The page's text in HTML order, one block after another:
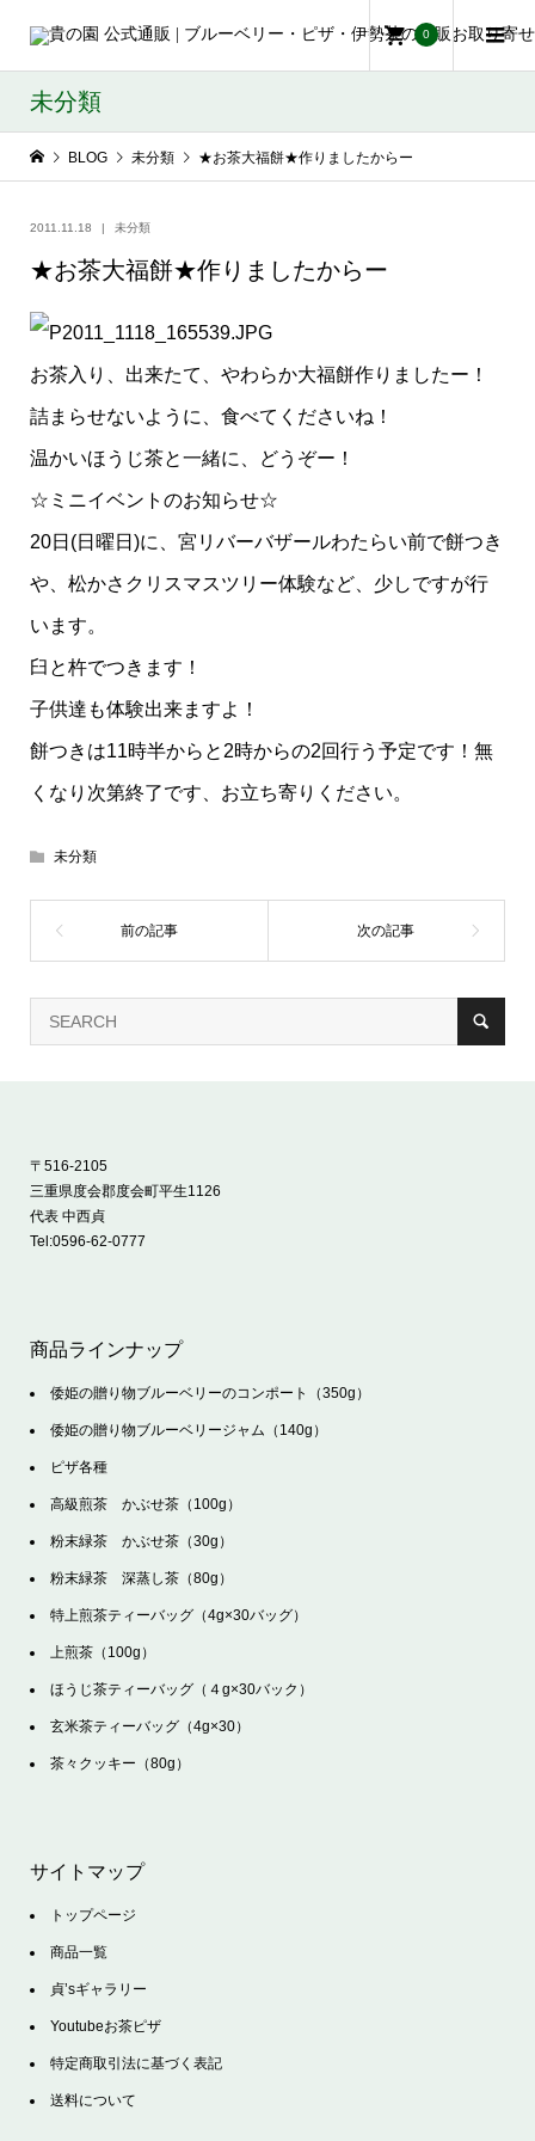
0
未分類
BLOG 未分類 ★お茶大福餅★作りましたからー
2011.11.18 未分類
★お茶大福餅★作りましたからー
お茶入り、出来たて、やわらか大福餅作りましたー！
詰まらせないように、食べてくださいね！
温かいほうじ茶と一緒に、どうぞー！
☆ミニイベントのお知らせ☆
20日(日曜日)に、宮リバーバザールわたらい前で餅つき
や、松かさクリスマスツリー体験など、少しですが行
います。
臼と杵でつきます！
子供達も体験出来ますよ！
餅つきは11時半からと2時からの2回行う予定です！無
くなり次第終了です、お立ち寄りください。
未分類
〒516-2105
三重県度会郡度会町平生1126
代表 中西貞
Tel:0596-62-0777
商品ラインナップ
倭姫の贈り物ブルーベリーのコンポート（350g）
倭姫の贈り物ブルーベリージャム（140g）
ピザ各種
高級煎茶 かぶせ茶（100g）
粉末緑茶 かぶせ茶（30g）
粉末緑茶 深蒸し茶（80g）
特上煎茶ティーバッグ（4g×30バッグ）
上煎茶（100g）
ほうじ茶ティーバッグ（４g×30バック）
玄米茶ティーバッグ（4g×30）
茶々クッキー（80g）
サイトマップ
トップページ
商品一覧
貞’sギャラリー
Youtubeお茶ピザ
特定商取引法に基づく表記
送料について